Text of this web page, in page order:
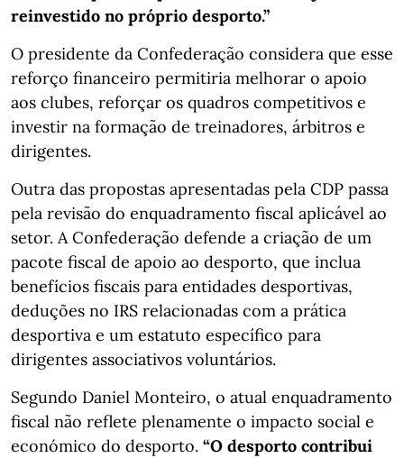
reinvestido no próprio desporto.”
O presidente da Confederação considera que esse
reforço financeiro permitiria melhorar o apoio
aos clubes, reforçar os quadros competitivos e
investir na formação de treinadores, árbitros e
dirigentes.
Outra das propostas apresentadas pela CDP passa
pela revisão do enquadramento fiscal aplicável ao
setor. A Confederação defende a criação de um
pacote fiscal de apoio ao desporto, que inclua
benefícios fiscais para entidades desportivas,
deduções no IRS relacionadas com a prática
desportiva e um estatuto específico para
dirigentes associativos voluntários.
Segundo Daniel Monteiro, o atual enquadramento
fiscal não reflete plenamente o impacto social e
económico do desporto. “O desporto contribui